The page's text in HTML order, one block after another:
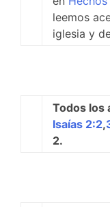
leemos
iglesia y
Todos los
Isaías 2:2,
2.